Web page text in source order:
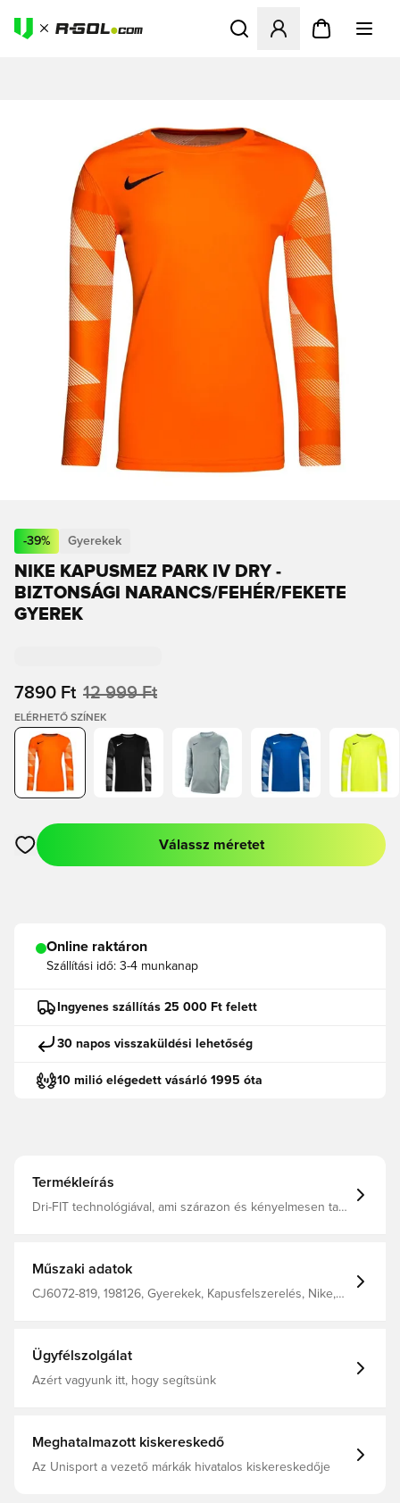
Megnyit egy modált a
-39% Gyerekek
NIKE KAPUSMEZ PARK IV DRY -
BIZTONSÁGI NARANCS/FEHÉR/FEKETE
GYEREK
7890 Ft 12 999 Ft
ELÉRHETŐ SZÍNEK
Megnyit egy modált a bejelentkezéshez vagy a tagként való
Válassz méretet
Online raktáron
Szállítási idő: 3-4 munkanap
Ingyenes szállítás 25 000 Ft felett
30 napos visszaküldési lehetőség
10 milió elégedett vásárló 1995 óta
Termékleírás
Dri-FIT technológiával, ami szárazon és kényelmesen tart.
Műszaki adatok
CJ6072-819, 198126, Gyerekek, Kapusfelszerelés, Nike,
Ügyfélszolgálat
Azért vagyunk itt, hogy segítsünk
Meghatalmazott kiskereskedő
Az Unisport a vezető márkák hivatalos kiskereskedője